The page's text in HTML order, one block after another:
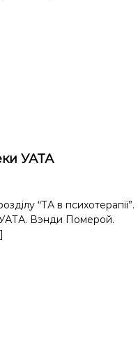
УАТА
“ТА в психотерапії”.
УАТА. Вэнди Померой.